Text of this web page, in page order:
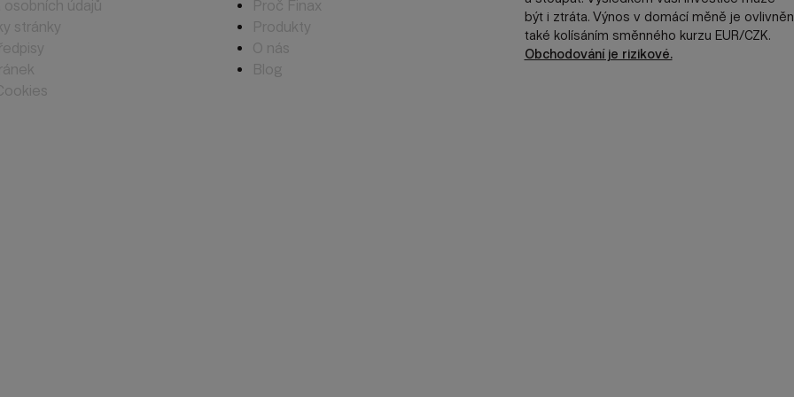
osobních údajů
stránky
Proč Finax
Produkty
O nás
Blog
být i ztráta. Výnos v domácí měně je ovlivněn
také kolísáním směnného kurzu EUR/CZK.
Obchodování je rizikové.